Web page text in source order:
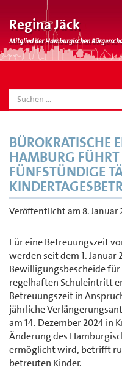
Regina Jäck
Mitglied der Hamburgischen
SEARCH
BÜROKRATISCHE
HAMBURG
FÜNFSTÜNDIGE
Veröffentlicht am 8. Januar
Für eine Betreuungszeit
werden seit dem 1. Januar
Bewilligungsbescheide
regelhaften Schuleintritt
Betreuungszeit in
jährliche
am 14. Dezember 2024 in
Änderung des
ermöglicht wird, betrifft
betreuten Kinder.